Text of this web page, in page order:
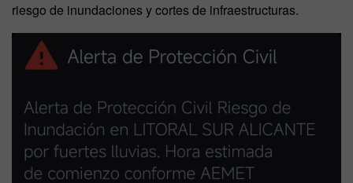
riesgo de inundaciones y cortes de infraestructuras.